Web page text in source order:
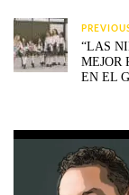
“LAS
MEJOR
EN EL